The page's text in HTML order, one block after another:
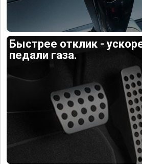
Быстрее отклик -
педали газа.